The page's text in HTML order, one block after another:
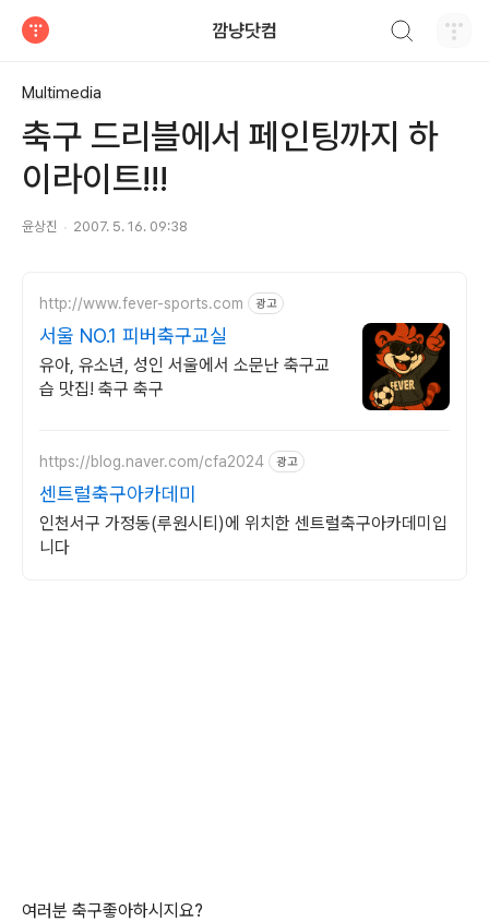
깜냥닷컴
Multimedia
축구 드리블에서 페인팅까지 하
이라이트!!!
윤상진 2007. 5. 16. 09:38
http://www.fever-sports.com 광고
서울 NO.1 피버축구교실
유아, 유소년, 성인 서울에서 소문난 축구교
습 맛집! 축구 축구
https://blog.naver.com/cfa2024 광고
센트럴축구아카데미
인천서구 가정동(루원시티)에 위치한 센트럴축구아카데미입
니다
여러분 축구좋아하시지요?